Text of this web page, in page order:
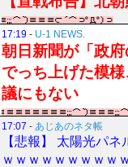
17:19 - U-1 NEWS.
朝日新聞が「政
でっち上げた模
議にもない
17:07 - あじあのネタ帳
【悲報】 太陽光パ
ｗｗｗｗｗｗｗｗｗｗ